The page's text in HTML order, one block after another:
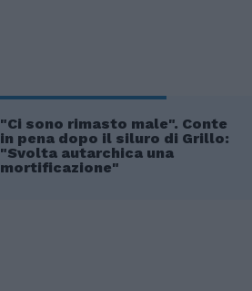
"Ci sono rimasto male". Conte
in pena dopo il siluro di Grillo:
"Svolta autarchica una
mortificazione"